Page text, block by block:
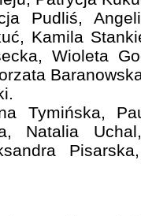
Pudliś,
Kamila
Wioleta
Tymińska,
Natalia